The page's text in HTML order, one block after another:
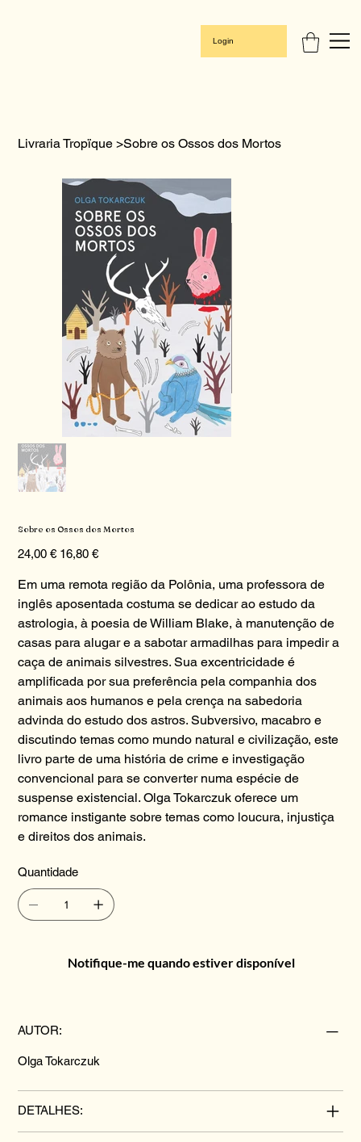
Login
Livraria Tropïque >Sobre os Ossos dos Mortos
Sobre os Ossos dos Mortos
Preço
original
24,00 €
Preço
promocional
16,80 €
Em uma remota região da Polônia, uma professora de
inglês aposentada costuma se dedicar ao estudo da
astrologia, à poesia de William Blake, à manutenção de
casas para alugar e a sabotar armadilhas para impedir a
caça de animais silvestres. Sua excentricidade é
amplificada por sua preferência pela companhia dos
animais aos humanos e pela crença na sabedoria
advinda do estudo dos astros. Subversivo, macabro e
discutindo temas como mundo natural e civilização, este
livro parte de uma história de crime e investigação
convencional para se converter numa espécie de
suspense existencial. Olga Tokarczuk oferece um
romance instigante sobre temas como loucura, injustiça
e direitos dos animais.
Quantidade
Notifique-me quando estiver disponível
AUTOR:
Olga Tokarczuk
DETALHES: